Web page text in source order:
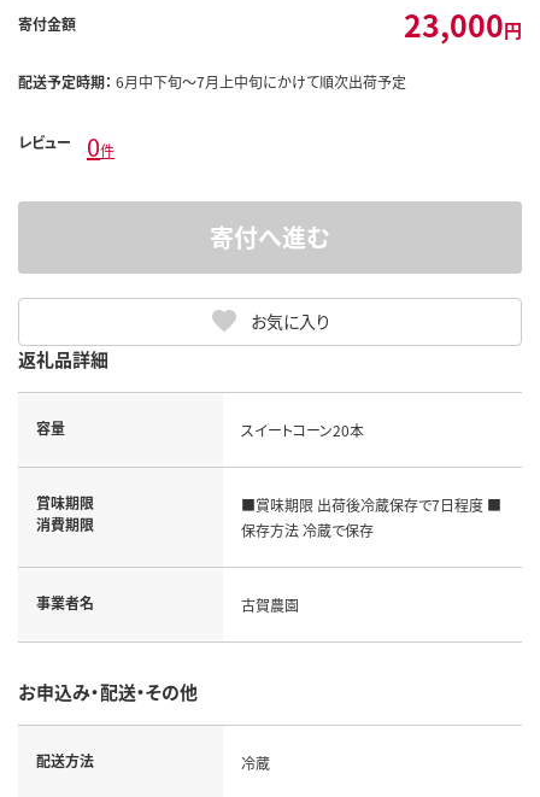
寄付金額 23,000円
配送予定時期： 6月中下旬～7月上中旬にかけて順次出荷予定
レビュー 0件
お気に入り
寄付へ進む
返礼品詳細
容量 スイートコーン20本
賞味期限
消費期限
■賞味期限 出荷後冷蔵保存で7日程度 ■
保存方法 冷蔵で保存
事業者名 古賀農園
お申込み・配送・その他
配送方法 冷蔵